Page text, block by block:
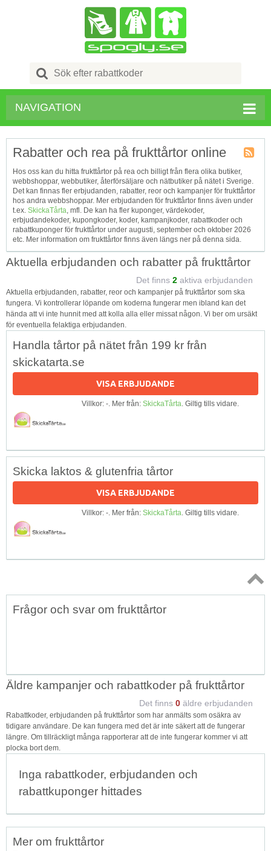
Search
for:
NAVIGATION
RSS
Rabatter och rea på frukttårtor online
Hos oss kan du hitta frukttårtor på rea och billigt från flera olika butiker,
webbshoppar, webbutiker, återförsäljare och nätbutiker på nätet i Sverige.
Det kan finnas fler erbjudanden, rabatter, reor och kampanjer för frukttårtor
hos andra webbshoppar. Mer erbjudanden för frukttårtor finns även under
t.ex. SkickaTårta, mfl. De kan ha fler kuponger, värdekoder,
erbjudandekoder, kupongkoder, koder, kampanjkoder, rabattkoder och
rabattkuponger för frukttårtor under augusti, september och oktober 2026
etc. Mer information om frukttårtor finns även längs ner på denna sida.
Aktuella erbjudanden och rabatter på frukttårtor
Det finns 2 aktiva erbjudanden
Aktuella erbjudanden, rabatter, reor och kampanjer på frukttårtor som ska
fungera. Vi kontrollerar löpande om koderna fungerar men ibland kan det
hända att vi inte hunnit med att kolla alla eller missat någon. Vi ber om ursäkt
för eventuella felaktiga erbjudanden.
Handla tårtor på nätet från 199 kr från
skickatarta.se
VISA ERBJUDANDE
Villkor: -. Mer från: SkickaTårta. Giltig tills vidare.
Skicka laktos & glutenfria tårtor
VISA ERBJUDANDE
Villkor: -. Mer från: SkickaTårta. Giltig tills vidare.
Topp
Frågor och svar om frukttårtor
Äldre kampanjer och rabattkoder på frukttårtor
Det finns 0 äldre erbjudanden
Rabattkoder, erbjudanden på frukttårtor som har anmälts som osäkra av
tidigare användare. De kan fungera med det är inte säkert att de fungerar
längre. Om tillräckligt många rapporterar att de inte fungerar kommer vi att
plocka bort dem.
Inga rabattkoder, erbjudanden och
rabattkuponger hittades
Mer om frukttårtor